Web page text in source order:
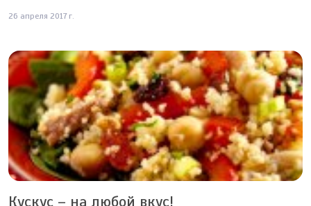
26 апреля 2017 г.
Кускус – на любой вкус!